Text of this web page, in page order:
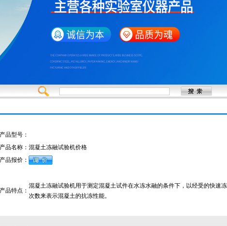
产品型号：
产品名称： 混凝土冻融试验机价格
产品报价：
产品特点：
混凝土冻融试验机用于测定混凝土试件在水冻水融的条件下，以经受的快速
次数来表示混凝土的抗冻性能。